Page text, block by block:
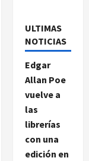
ULTIMAS
NOTICIAS
Edgar
Allan Poe
vuelve a
las
librerías
con una
edición en